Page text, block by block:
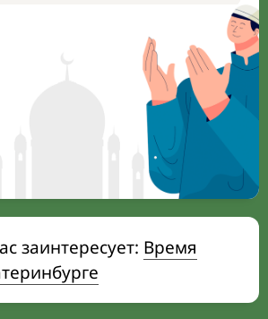
заинтересует: Время